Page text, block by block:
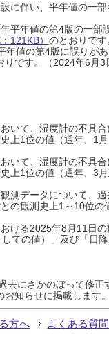
に伴い、平年値の一
平年値の第4版の一
121KB） のとおりです
値の第4版に誤りが
りです。（2024年6月3
いて、湿度計の不具
上1位の値（通年、1
いて、湿度計の不具
上1位の値（通年、3
測データについて、
の観測史上1～10位
ける2025年8月11日
しての値）」及び「
去にさかのぼって修
知らせに掲載します。
方へ よくある質問